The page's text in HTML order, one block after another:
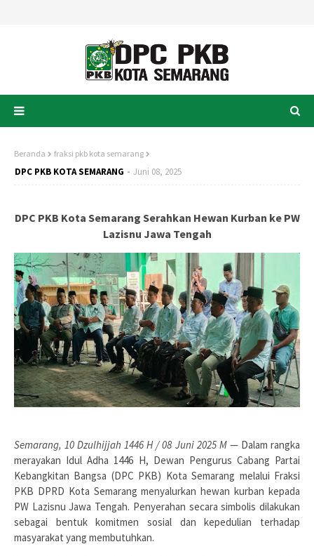
Beranda fraksi pkb kota semarang
DPC PKB KOTA SEMARANG Juni 08, 2025
DPC PKB Kota Semarang Serahkan Hewan Kurban ke PW
Lazisnu Jawa Tengah
Semarang, 10 Dzulhijjah 1446 H / 08 Juni 2025 M — Dalam rangka
merayakan Idul Adha 1446 H, Dewan Pengurus Cabang Partai
Kebangkitan Bangsa (DPC PKB) Kota Semarang melalui Fraksi
PKB DPRD Kota Semarang menyalurkan hewan kurban kepada
PW Lazisnu Jawa Tengah. Penyerahan secara simbolis dilakukan
sebagai bentuk komitmen sosial dan kepedulian terhadap
masyarakat yang membutuhkan.